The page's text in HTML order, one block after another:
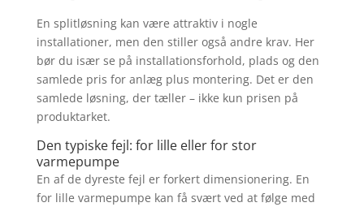
En splitløsning kan være attraktiv i nogle
installationer, men den stiller også andre krav. Her
bør du især se på installationsforhold, plads og den
samlede pris for anlæg plus montering. Det er den
samlede løsning, der tæller – ikke kun prisen på
produktarket.
Den typiske fejl: for lille eller for stor
varmepumpe
En af de dyreste fejl er forkert dimensionering. En
for lille varmepumpe kan få svært ved at følge med